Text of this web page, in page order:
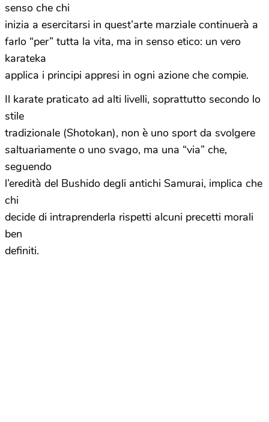
senso che chi
inizia a esercitarsi in quest’arte marziale continuerà a
farlo “per” tutta la vita, ma in senso etico: un vero
karateka
applica i principi appresi in ogni azione che compie.
Il karate praticato ad alti livelli, soprattutto secondo lo
stile
tradizionale (Shotokan), non è uno sport da svolgere
saltuariamente o uno svago, ma una “via” che,
seguendo
l’eredità del Bushido degli antichi Samurai, implica che
chi
decide di intraprenderla rispetti alcuni precetti morali
ben
definiti.